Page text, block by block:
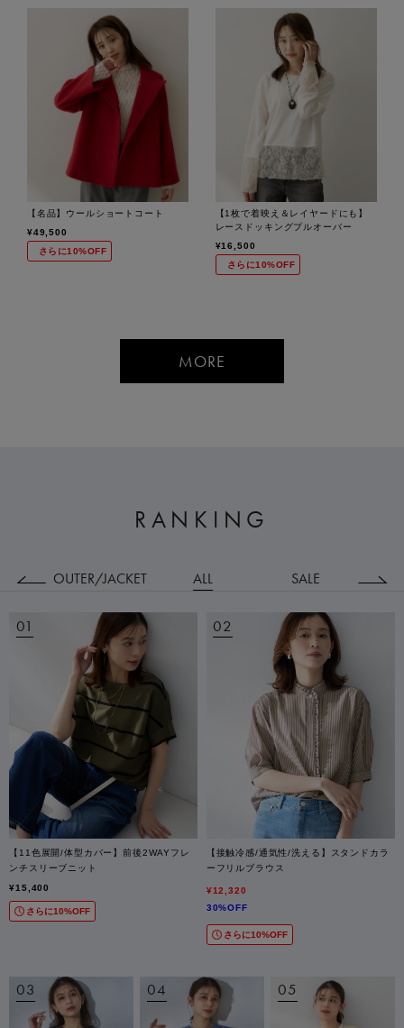
【名品】ウールショートコート
¥49,500
さらに10%OFF
【1枚で着映え＆レイヤードにも】
レースドッキングプルオーバー
¥16,500
さらに10%OFF
MORE
RANKING
OUTER/JACKET ALL SALE
【11色展開/体型カバー】前後2WAYフレ
ンチスリーブニット
¥15,400
さらに10%OFF
【接触冷感/通気性/洗える】スタンドカラ
ーフリルブラウス
¥12,320
30%OFF
さらに10%OFF